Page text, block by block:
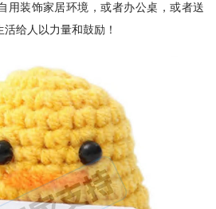
用装饰家居环境，或者办公桌，或者送
给人以力量和鼓励！